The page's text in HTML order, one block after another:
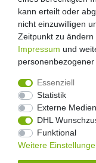
Widerrufs­recht
kann erteilt oder
nicht einzuwilligen
Zeitpunkt zu
Impressum und
Essenziell
Statistik
Externe Medien
DHL
Funktional
Weitere